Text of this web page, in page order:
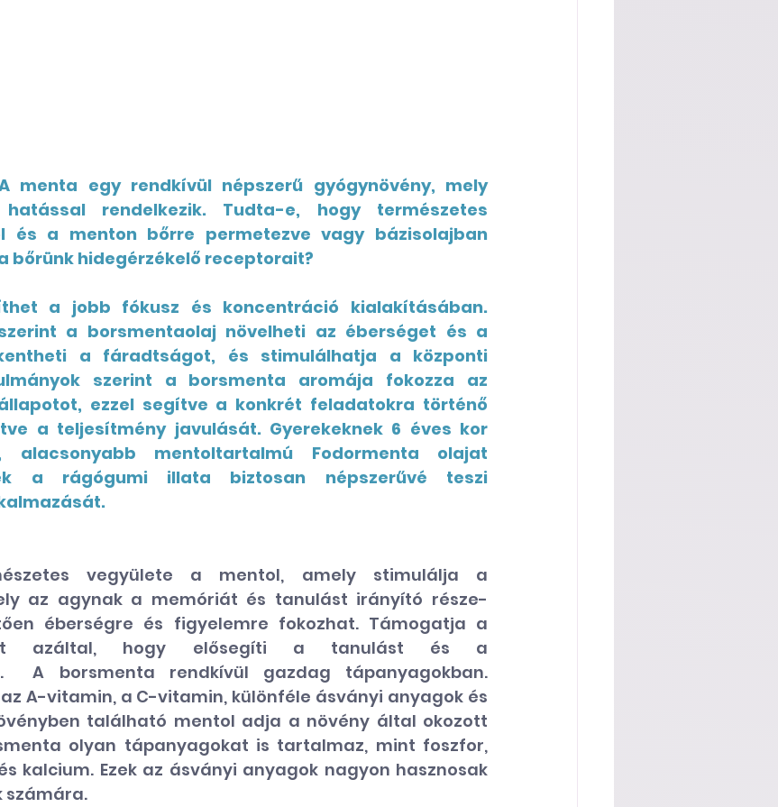
menta egy rendkívül népszerű gyógynövény, mely
rendelkezik. Tudta-e, hogy természetes
és a menton bőrre permetezve vagy bázisolajban
bőrünk hidegérzékelő receptorait?
a borsmentaolaj növelheti az éberséget és a
a fáradtságot, és stimulálhatja a központi
szerint a borsmenta aromája fokozza az
ezzel segítve a konkrét feladatokra történő
a teljesítmény javulását. Gyerekeknek 6 éves kor
mentoltartalmú Fodormenta olajat
a rágógumi illata biztosan népszerűvé teszi
vegyülete a mentol, amely stimulálja a
az agynak a memóriát és tanulást irányító része-
éberségre és figyelemre fokozhat. Támogatja a
azáltal, hogy elősegíti a tanulást és a
A borsmenta rendkívül gazdag tápanyagokban.
A-vitamin, a C-vitamin, különféle ásványi anyagok és
található mentol adja a növény által okozott
olyan tápanyagokat is tartalmaz, mint foszfor,
kalcium. Ezek az ásványi anyagok nagyon hasznosak
számára.